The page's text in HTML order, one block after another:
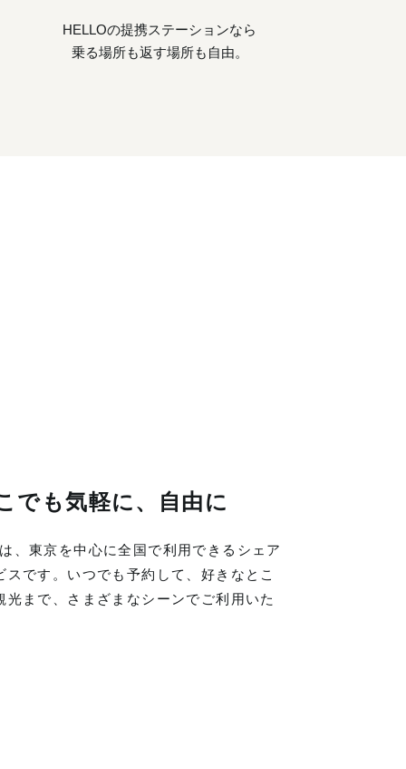
HELLOの提携ステーションなら
乗る場所も返す場所も自由。
でも気軽に、自由に
、東京を中心に全国で利用できるシェア
スです。いつでも予約して、好きなとこ
光まで、さまざまなシーンでご利用いた